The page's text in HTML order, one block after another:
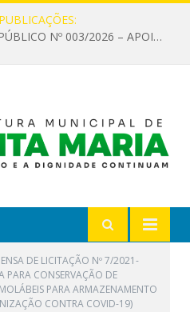
EDITAL DE CHAMAMENTO PÚBLICO Nº 003/2026 – APOIO À INFRAESTRUTURA CULTURAL
DE LICITAÇÃO Nº 7/2021-
CONSERVAÇÃO DE
PARA ARMAZENAMENTO
CONTRA COVID-19)